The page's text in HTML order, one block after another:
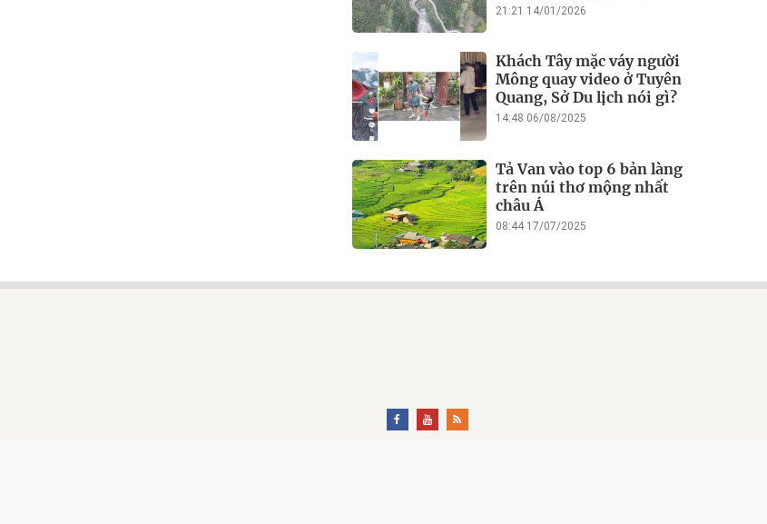
21:21 14/01/2026
Khách Tây mặc váy người
Mông quay video ở Tuyên
Quang, Sở Du lịch nói gì?
14:48 06/08/2025
Tả Van vào top 6 bản làng
trên núi thơ mộng nhất
châu Á
08:44 17/07/2025